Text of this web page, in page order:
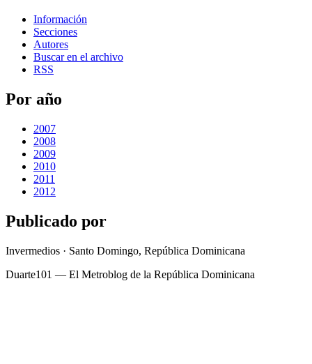
Información
Secciones
Autores
Buscar en el archivo
RSS
Por año
2007
2008
2009
2010
2011
2012
Publicado por
Invermedios · Santo Domingo, República Dominicana
Duarte101 — El Metroblog de la República Dominicana